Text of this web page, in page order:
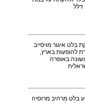
דלל
בלט איגור מויסייב
להופעות בארץ,
באופרה
בלט מרהיב מרוסיה